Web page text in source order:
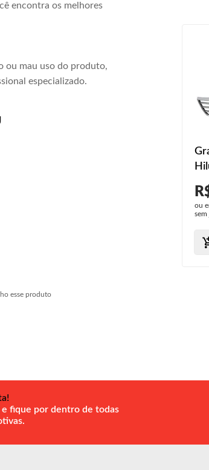
encontra os melhores
ou mau uso do produto,
especializado.
esse produto
ou
sem
fique por dentro de todas